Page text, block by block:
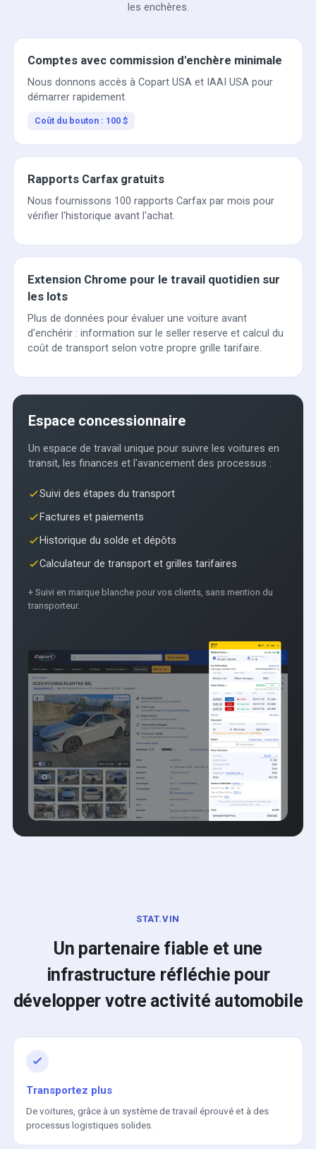
les enchères.
Comptes avec commission d'enchère minimale
Nous donnons accès à Copart USA et IAAI USA pour
démarrer rapidement.
Coût du bouton : 100 $
Rapports Carfax gratuits
Nous fournissons 100 rapports Carfax par mois pour
vérifier l'historique avant l'achat.
Extension Chrome pour le travail quotidien sur
les lots
Plus de données pour évaluer une voiture avant
d'enchérir : information sur le seller reserve et calcul du
coût de transport selon votre propre grille tarifaire.
Espace concessionnaire
Un espace de travail unique pour suivre les voitures en
transit, les finances et l'avancement des processus :
Suivi des étapes du transport
Factures et paiements
Historique du solde et dépôts
Calculateur de transport et grilles tarifaires
+ Suivi en marque blanche pour vos clients, sans mention du
transporteur.
STAT.VIN
Un partenaire fiable et une
infrastructure réfléchie pour
développer votre activité automobile
Transportez plus
De voitures, grâce à un système de travail éprouvé et à des
processus logistiques solides.